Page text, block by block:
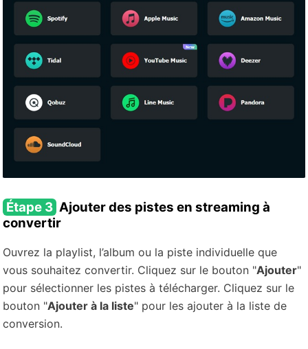
Étape 3 Ajouter des pistes en streaming à
convertir
Ouvrez la playlist, l’album ou la piste individuelle que
vous souhaitez convertir. Cliquez sur le bouton "Ajouter"
pour sélectionner les pistes à télécharger. Cliquez sur le
bouton "Ajouter à la liste" pour les ajouter à la liste de
conversion.